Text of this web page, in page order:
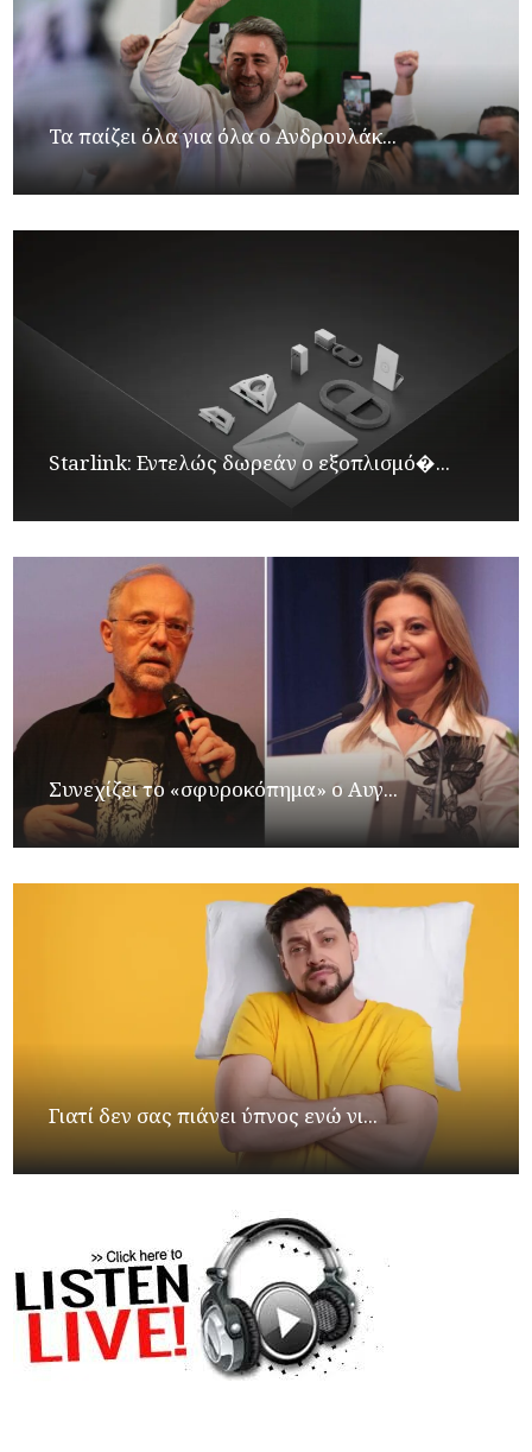
Τα παίζει όλα για όλα ο Ανδρουλάκ...
Starlink: Εντελώς δωρεάν ο εξοπλισμό�...
Συνεχίζει το «σφυροκόπημα» ο Αυγ...
Γιατί δεν σας πιάνει ύπνος ενώ νι...